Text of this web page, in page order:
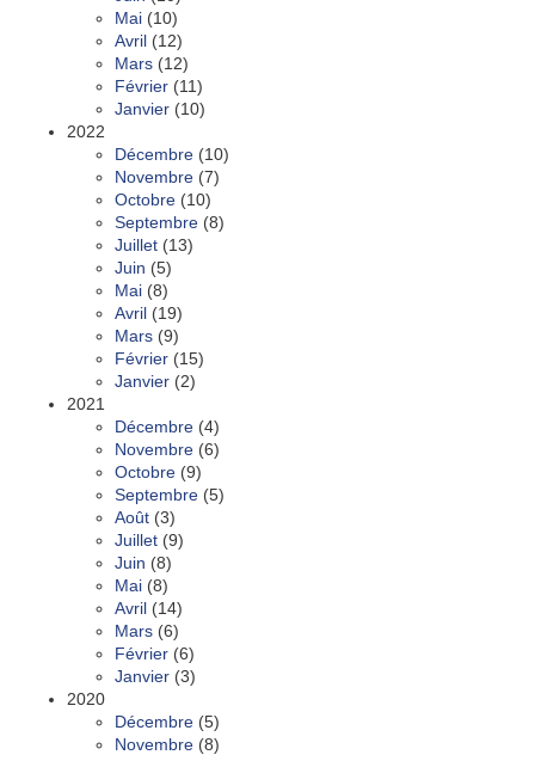
Mai (10)
Avril (12)
Mars (12)
Février (11)
Janvier (10)
2022
Décembre (10)
Novembre (7)
Octobre (10)
Septembre (8)
Juillet (13)
Juin (5)
Mai (8)
Avril (19)
Mars (9)
Février (15)
Janvier (2)
2021
Décembre (4)
Novembre (6)
Octobre (9)
Septembre (5)
Août (3)
Juillet (9)
Juin (8)
Mai (8)
Avril (14)
Mars (6)
Février (6)
Janvier (3)
2020
Décembre (5)
Novembre (8)